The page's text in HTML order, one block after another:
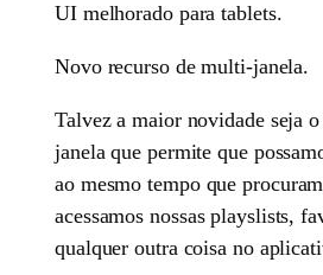
UI melhorado para tablets.
Novo recurso de multi-janela.
Talvez a maior novidade seja
janela que permite que
ao mesmo tempo que
acessamos nossas playslists,
qualquer outra coisa no